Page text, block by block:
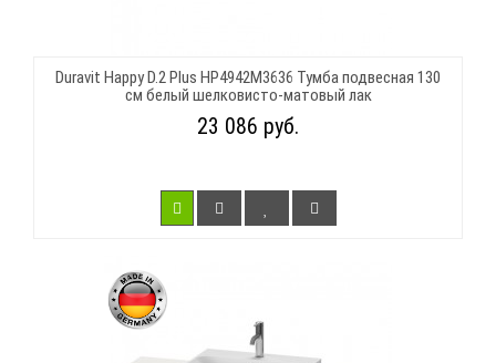
Duravit Happy D.2 Plus HP4942M3636 Тумба подвесная 130
см белый шелковисто-матовый лак
23 086 руб.